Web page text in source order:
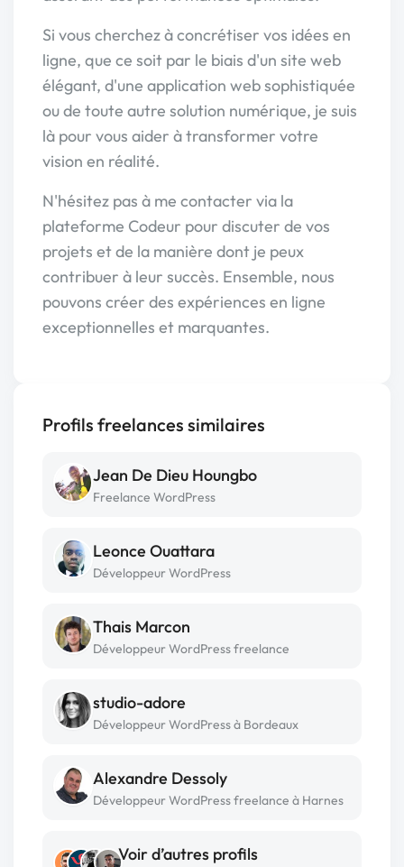
Si vous cherchez à concrétiser vos idées en
ligne, que ce soit par le biais d'un site web
élégant, d'une application web sophistiquée
ou de toute autre solution numérique, je suis
là pour vous aider à transformer votre
vision en réalité.
N'hésitez pas à me contacter via la
plateforme Codeur pour discuter de vos
projets et de la manière dont je peux
contribuer à leur succès. Ensemble, nous
pouvons créer des expériences en ligne
exceptionnelles et marquantes.
Profils freelances similaires
Jean De Dieu Houngbo
Freelance WordPress
Leonce Ouattara
Développeur WordPress
Thais Marcon
Développeur WordPress freelance
studio-adore
Développeur WordPress à Bordeaux
Alexandre Dessoly
Développeur WordPress freelance à Harnes
Voir d’autres profils